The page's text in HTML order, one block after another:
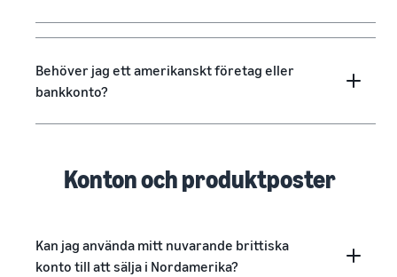
Behöver jag ett amerikanskt företag eller
bankkonto?
Konton och produktposter
Kan jag använda mitt nuvarande brittiska
konto till att sälja i Nordamerika?